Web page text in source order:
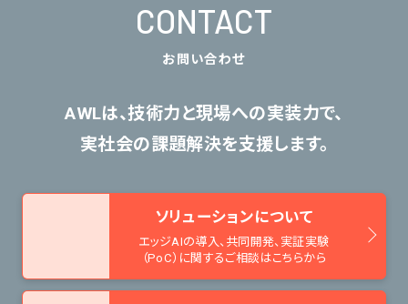
CONTACT
お問い合わせ
AWLは、技術力と現場への実装力で、
実社会の課題解決を支援します。
ソリューションについて
エッジAIの導入、共同開発、 実証実験
（PoC）に関するご相談はこちらから